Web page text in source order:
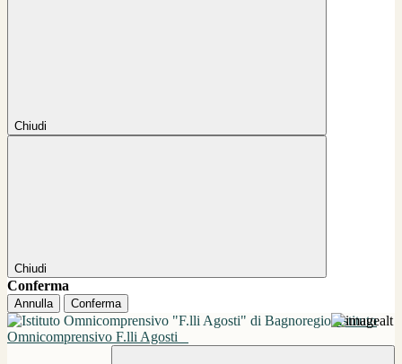
Chiudi
Chiudi
Conferma
Annulla Conferma
Istituto
Omnicomprensivo F.lli Agosti